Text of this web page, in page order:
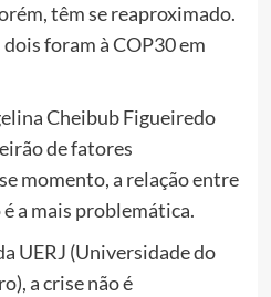
têm se reaproximado.
foram à COP30 em
Cheibub Figueiredo
de fatores
momento, a relação entre
a mais problemática.
UERJ (Universidade do
a crise não é